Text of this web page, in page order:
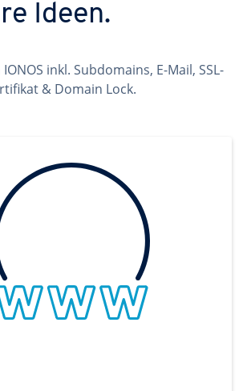
Ideen.
inkl. Subdomains, E-Mail, SSL-
& Domain Lock.